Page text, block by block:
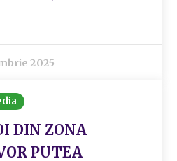
2025
DIN ZONA
PUTEA